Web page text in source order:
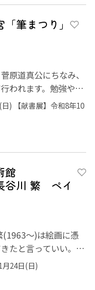
「筆まつり」
原道真公にちなみ、
われます。勉強や仕
労を慰め感...
日) 【献書展】令和8年10
館
谷川 繁 ペイ
(1963～)は絵画に憑
たと言っていい。そ
ぱいである...
月24日(日)